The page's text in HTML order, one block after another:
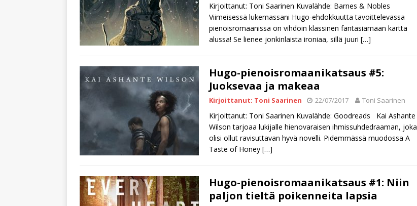
Kirjoittanut: Toni Saarinen Kuvalähde: Barnes & Nobles
Viimeisessä lukemassani Hugo-ehdokkuutta tavoittelevassa
pienoisromaanissa on vihdoin klassinen fantasiamaan kartta
alussa! Se lienee jonkinlaista ironiaa, sillä juuri […]
Hugo-pienoisromaanikatsaus #5:
Juoksevaa ja makeaa
Kirjoittanut: Toni Saarinen 22/07/2017 Toni Saarinen
Kirjoittanut: Toni Saarinen Kuvalähde: Goodreads Kai Ashante
Wilson tarjoaa lukijalle hienovaraisen ihmissuhdedraaman, joka
olisi ollut ravisuttavan hyvä novelli. Pidemmässä muodossa A
Taste of Honey […]
Hugo-pienoisromaanikatsaus #1: Niin
paljon tieltä poikenneita lapsia